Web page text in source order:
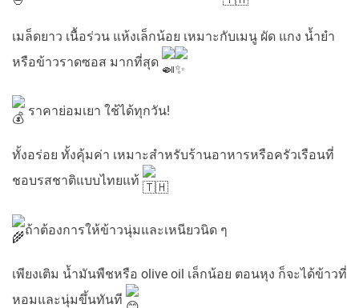
เมล็ดยาว เนื้อร่วน แห้งเล็กน้อย เหมาะกับเมนู ผัด แกง น้ำยำ
หรือข้าวราดซอส มากที่สุด
ราคาย่อมเยา ใช้ได้ทุกวัน!
ทั้งอร่อย ทั้งคุ้มค่า เหมาะสำหรับร้านอาหารหรือครัวเรือนที่
ชอบรสชาติแบบไทยแท้
ถ้าต้องการให้ข้าวนุ่มและเหนียวนิด ๆ
เพียงเติม น้ำมันพืชหรือ olive oil เล็กน้อย ตอนหุง ก็จะได้ข้าวที่
หอมและนุ่มขึ้นทันที